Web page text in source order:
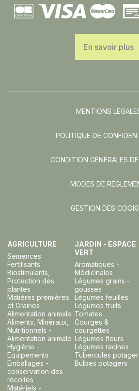
En savoir plus
MENTIONS
POLITIQUE DE
CONDITION GÉNÉRALES
MODES DE
GESTION DES
AGRICULTURE
Semences
Fertilisants
Biostimulants,
Protection des
plantes
Matières premières
et Graines -
Alimentation animale
Aliments, Minéraux,
Nutritionnels -
Alimentation animale
Hygiène -
Equipements
Emballages -
conservation des
récoltes
Matériels -
JARDIN - ESPACE
VERT
Aromatiques -
Médicinales
Légumes grains -
gousses
Légumes feuilles
Légumes fruits
Tomates
Courges &
courgettes
Légumes fleurs
Légumes racines
Tubercules
Bulbes potagers